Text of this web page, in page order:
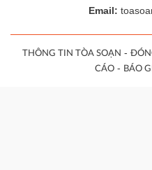
Email:
THÔNG TIN TÒA SOẠN -
CÁO- BÁO